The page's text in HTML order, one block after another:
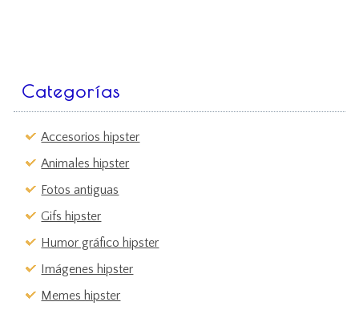
Categorías
Accesorios hipster
Animales hipster
Fotos antiguas
Gifs hipster
Humor gráfico hipster
Imágenes hipster
Memes hipster